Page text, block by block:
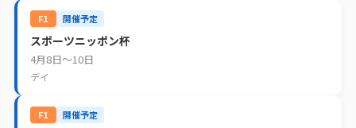
F1 開催予定
スポーツニッポン杯
4月8日〜10日
デイ
F1 開催予定